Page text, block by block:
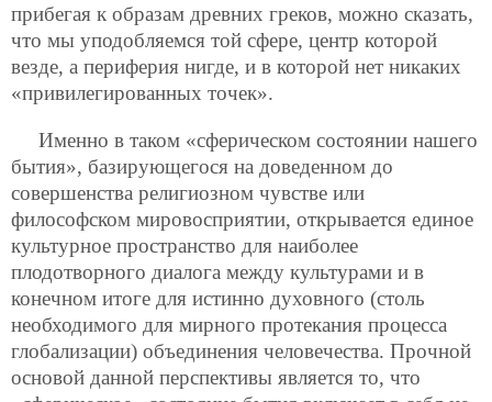
прибегая к образам древних греков, можно сказать,
что мы уподобляемся той сфере, центр которой
везде, а периферия нигде, и в которой нет никаких
«привилегированных точек».
Именно в таком «сферическом состоянии нашего
бытия», базирующегося на доведенном до
совершенства религиозном чувстве или
философском мировосприятии, открывается единое
культурное пространство для наиболее
плодотворного диалога между культурами и в
конечном итоге для истинно духовного (столь
необходимого для мирного протекания процесса
глобализации) объединения человечества. Прочной
основой данной перспективы является то, что